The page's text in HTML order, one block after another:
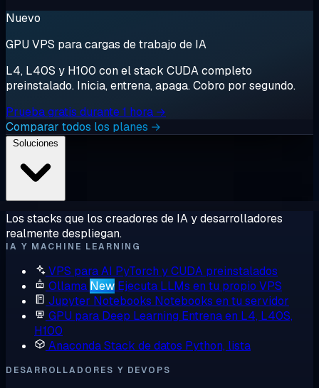
Nuevo
GPU VPS para cargas de trabajo de IA
L4, L40S y H100 con el stack CUDA completo
preinstalado. Inicia, entrena, apaga. Cobro por segundo.
Prueba gratis durante 1 hora →
Comparar todos los planes →
Los stacks que los creadores de IA y desarrolladores
realmente despliegan.
IA Y MACHINE LEARNING
VPS para AI PyTorch y CUDA preinstalados
Ollama New Ejecuta LLMs en tu propio VPS
Jupyter Notebooks Notebooks en tu servidor
GPU para Deep Learning Entrena en L4, L40S,
H100
AnacondaStack de datos Python, lista
DESARROLLADORES Y DEVOPS